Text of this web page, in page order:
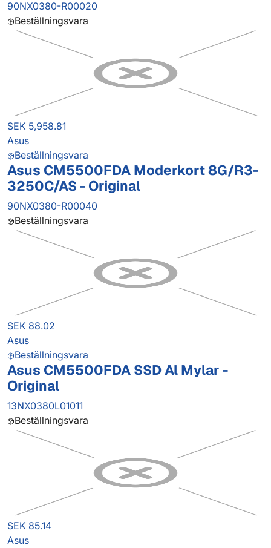
90NX0380-R00020
Beställningsvara
SEK 5,958.81
Asus
Beställningsvara
Asus CM5500FDA Moderkort 8G/R3-
3250C/AS - Original
90NX0380-R00040
Beställningsvara
SEK 88.02
Asus
Beställningsvara
Asus CM5500FDA SSD Al Mylar -
Original
13NX0380L01011
Beställningsvara
SEK 85.14
Asus